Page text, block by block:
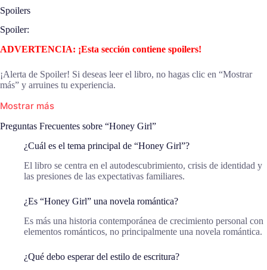
Spoilers
Spoiler:
ADVERTENCIA: ¡Esta sección contiene spoilers!
¡Alerta de Spoiler! Si deseas leer el libro, no hagas clic en “Mostrar
más” y arruines tu experiencia.
Mostrar más
Preguntas Frecuentes sobre “Honey Girl”
¿Cuál es el tema principal de “Honey Girl”?
El libro se centra en el autodescubrimiento, crisis de identidad y
las presiones de las expectativas familiares.
¿Es “Honey Girl” una novela romántica?
Es más una historia contemporánea de crecimiento personal con
elementos románticos, no principalmente una novela romántica.
¿Qué debo esperar del estilo de escritura?